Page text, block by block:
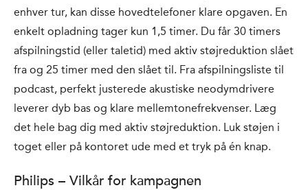
enhver tur, kan disse hovedtelefoner klare opgaven. En
enkelt opladning tager kun 1,5 timer. Du får 30 timers
afspilningstid (eller taletid) med aktiv støjreduktion slået
fra og 25 timer med den slået til. Fra afspilningsliste til
podcast, perfekt justerede akustiske neodymdrivere
leverer dyb bas og klare mellemtonefrekvenser. Læg
det hele bag dig med aktiv støjreduktion. Luk støjen i
toget eller på kontoret ude med et tryk på én knap.
Philips – Vilkår for kampagnen